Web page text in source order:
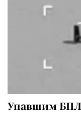
Упавшим